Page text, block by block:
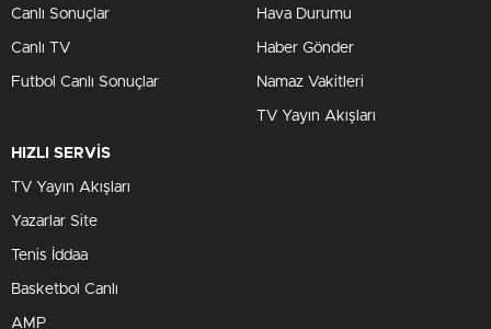
Canlı Sonuçlar
Canlı TV
Futbol Canlı Sonuçlar
Hava Durumu
Haber Gönder
Namaz Vakitleri
TV Yayın Akışları
HIZLI SERVİS
TV Yayın Akışları
Yazarlar Site
Tenis İddaa
Basketbol Canlı
AMP